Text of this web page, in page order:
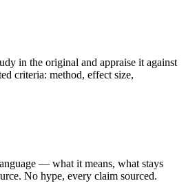
in the original and appraise it against
criteria: method, effect size,
— what it means, what stays
No hype, every claim sourced.